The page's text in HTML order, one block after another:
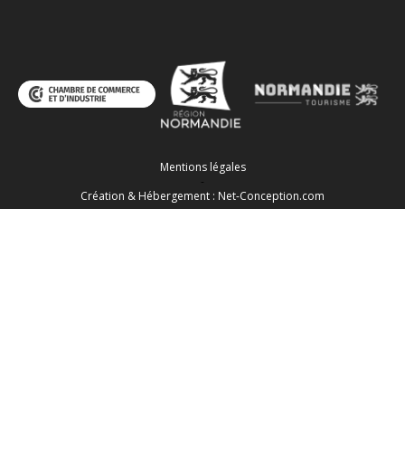
Mentions légales
-
Création & Hébergement : Net-Conception.com